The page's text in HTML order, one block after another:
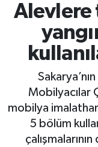
Alevlere
Mobilyacılar
mobilya
5 bölüm